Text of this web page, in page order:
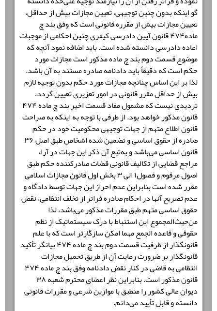
گو اینکه بدون چنین توجیهی، تعیین مجازات بیش از حداقل،
تعیین مجازات بیش از مقرره قانونی است که وفق بند چ
ماده۴۷۴ قانون آیین دادرسی کیفری چنین احکامی از موجبات
اعاده دادرسی دانسته شده است. باید اضافه نمود آنچه که
موضوع قسمت دوم بند چ ماده مذکور است مجازات مورد
حکم است که دقیقاً باید دادنامه صادره مستند به آن باشد.
لذا بر این اساس چنانچه مجازات مورد حکم بدون توجیه لازم
بیش از حداقل مقرر قانونی در امور تعزیری تعیین گردد،
تردیدی نیست که مشمول مفاد قسمت اخیر بند چ ماده ۴۷۴
قانون مذکور خواهد بود. از طرفی با توجه به اینکه به صراحت
قانون اطلاع متهم از جهات توجیهی محکومیت خود در حکم
صادره از حقوق اساسی و تضمین شده اشخاص طبق اصل ۳۶
قانون اساسی می‌باشد و به‌تبع آن ذکر این جهات در آراء
مراجع قضایی از تکالیف قانونی قضات صادرکننده حکم طبق
اصول مرقوم و فصول۱ الی ۳ بخش اول قانون مجازات اسلامی
مقرر شده است بنابراین عدم احراز این جهات توسط دادگاه و
عدم تصریح آنها در احکام صادره فراتر از تخلف انتظامی، نقض
حقوق اساسی متهم طبق مقررات مذکور می‌باشد، لذا
من‌حیث‌المجموع این استنباط با درک سیستماتیک از نظم
حقوقی و قاعده الجمع مهما امکن سازگارتر است که با علم
قانونگذار از ظرفیت قسمت دوم بند چ ماده ۴۷۴ بیانگر تأکید
قانونگذار بر ضرورت رعایت آن از طریق تحمیل مجازات
انتظامی به قاضی در کنار نقض دادنامه وفق بند چ ماده ۴۷۴
قانون مذکور است. بنابراین نظر اعضای محترم شعبه ۳۸
دیوان عالی کشور را منطبق با موازین شرعی و مقررات قانونی
دانسته و قابل تأیید می‌دانم.